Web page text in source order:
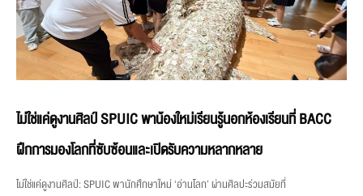
ไม่ใช่แค่ดูงานศิลป์ SPUIC พาน้องใหม่เรียนรู้นอกห้องเรียนที่ BACC
ฝึกการมองโลกที่ซับซ้อนและเปิดรับความหลากหลาย
ไม่ใช่แค่ดูงานศิลป์: SPUIC พานักศึกษาใหม่ ‘อ่านโลก’ ผ่านศิลปะร่วมสมัยที่